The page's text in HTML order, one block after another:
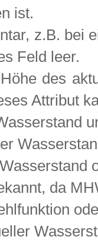
ist.
z.B. bei
Feld leer.
des
Attribut
da